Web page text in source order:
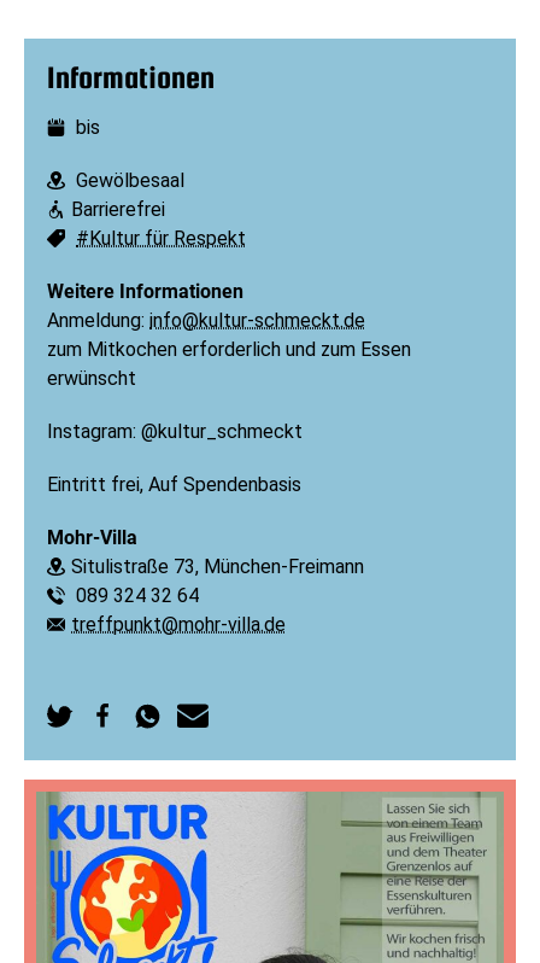
Informationen
Datum:
bis
Ort:
Gewölbesaal
Barrierefreiheit:
Barrierefrei
Schlagworte:
#Kultur für Respekt
Weitere Informationen
Anmeldung:info@kultur-schmeckt.de
zum Mitkochen erforderlich und zum Essen
erwünscht
Instagram: @kultur_schmeckt
Eintritt frei, Auf Spendenbasis
Mohr-Villa
Ort:
Situlistraße 73, München-Freimann
Telefon:
089 324 32 64
E-Mail:
treffpunkt@mohr-villa.de
Twitter
teilen
Facebook
teilen
WhatsApp
senden
E-
Mail
senden